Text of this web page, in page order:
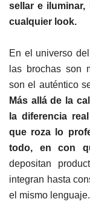
sellar e iluminar,
cualquier look.
En el universo
las brochas son
son el auténtico
Más allá de la
la diferencia
que roza lo
todo, en con
depositan
integran hasta
el mismo lenguaje.